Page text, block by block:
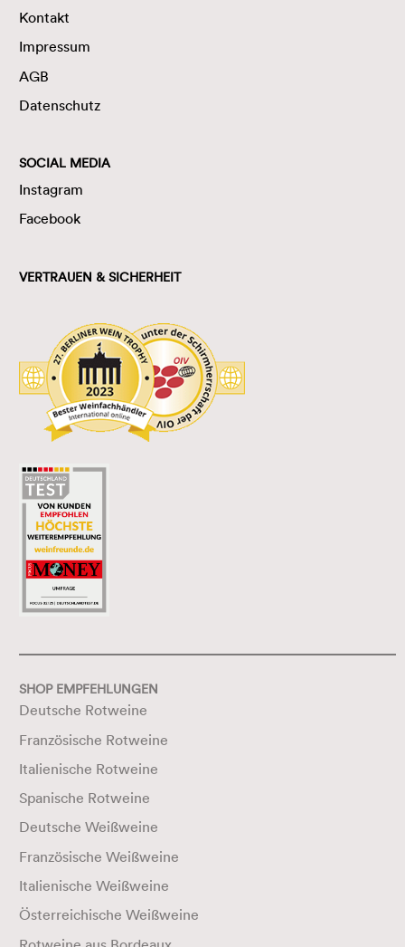
Kontakt
Impressum
AGB
Datenschutz
SOCIAL MEDIA
Instagram
Facebook
VERTRAUEN & SICHERHEIT
SHOP EMPFEHLUNGEN
Deutsche Rotweine
Französische Rotweine
Italienische Rotweine
Spanische Rotweine
Deutsche Weißweine
Französische Weißweine
Italienische Weißweine
Österreichische Weißweine